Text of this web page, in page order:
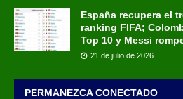
España recupera el
ranking FIFA;
Top 10 y Messi
21 de julio de 2026
PERMANEZCA CONECTADO